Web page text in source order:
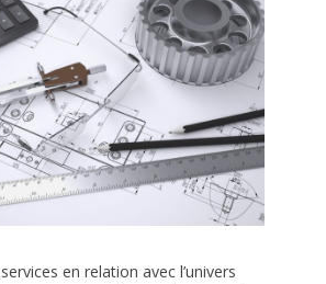
en relation avec l’univers